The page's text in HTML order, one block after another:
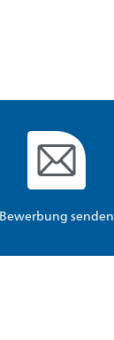
Bewerbung senden